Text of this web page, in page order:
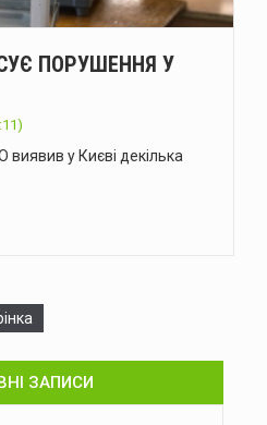
ПОРУШЕННЯ У
виявив у Києві декілька
ЗАПИСИ